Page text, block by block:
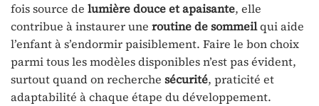
fois source de lumière douce et apaisante, elle
contribue à instaurer une routine de sommeilqui aide
l’enfant à s’endormir paisiblement. Faire le bon choix
parmi tous les modèles disponibles n’est pas évident,
surtout quand on recherche sécurité, praticité et
adaptabilité à chaque étape du développement.